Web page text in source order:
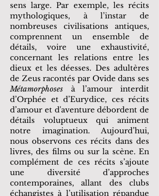
sens large. Par exemple, les récits
mythologiques, à l’instar de
nombreuses civilisations antiques,
comprennent un ensemble de
détails, voire une exhaustivité,
concernant les relations entre les
dieux et les déesses. Des adultères
de Zeus racontés par Ovide dans ses
Métamorphoses à l’amour interdit
d’Orphée et d’Eurydice, ces récits
d’amour et d'aventure débordent de
détails voluptueux qui animent
notre imagination. Aujourd’hui,
nous observons ces récits dans des
livres, des films ou sur la scène. En
complément de ces récits s’ajoute
une diversité d’approches
contemporaines, allant des clubs
échangistes à l’utilisation répandue